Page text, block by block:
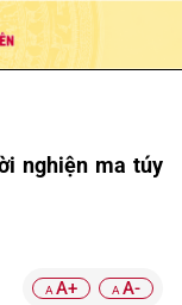
nghiện ma túy
A A+ A A-